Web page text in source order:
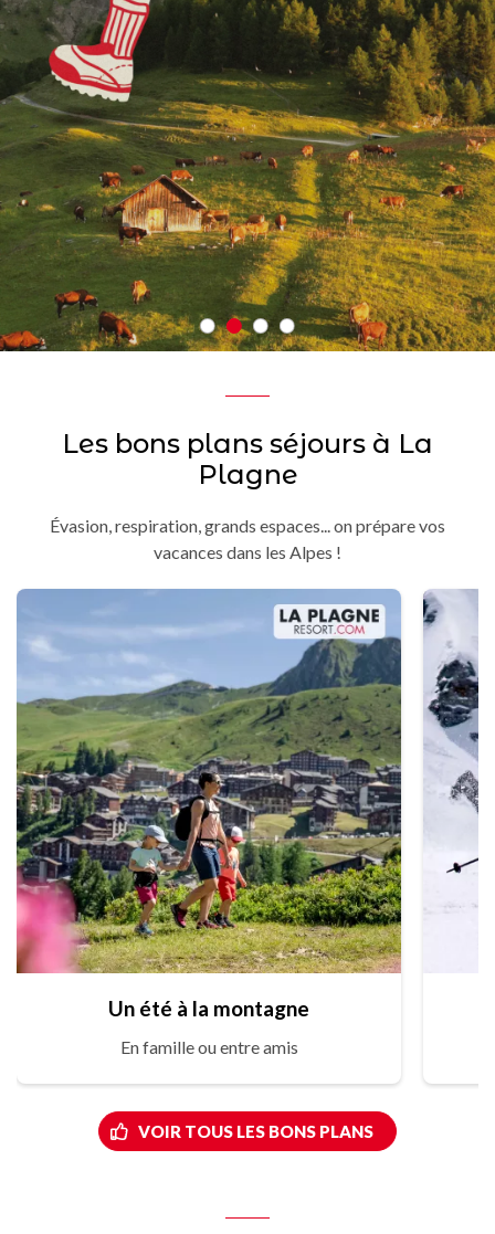
Les bons plans séjours à La
Plagne
Évasion, respiration, grands espaces... on prépare vos
vacances dans les Alpes !
Un été à la montagne
En famille ou entre amis
VOIR TOUS LES BONS PLANS